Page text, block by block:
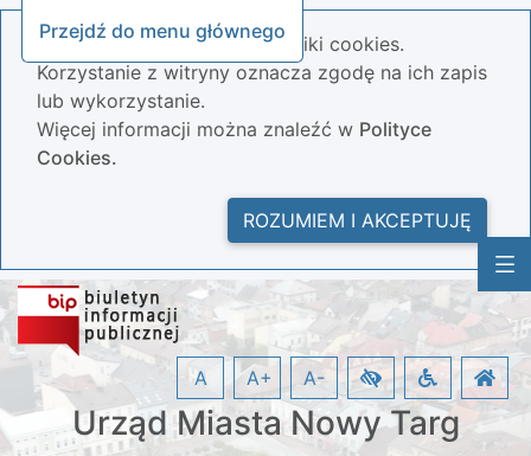
Przejdź do menu głównego
Nasza strona wykorzystuje pliki cookies.
Korzystanie z witryny oznacza zgodę na ich zapis
lub wykorzystanie.
Więcej informacji można znaleźć w Polityce
Cookies.
ROZUMIEM I AKCEPTUJĘ
Urząd Miasta Nowy Targ
A A+ A-